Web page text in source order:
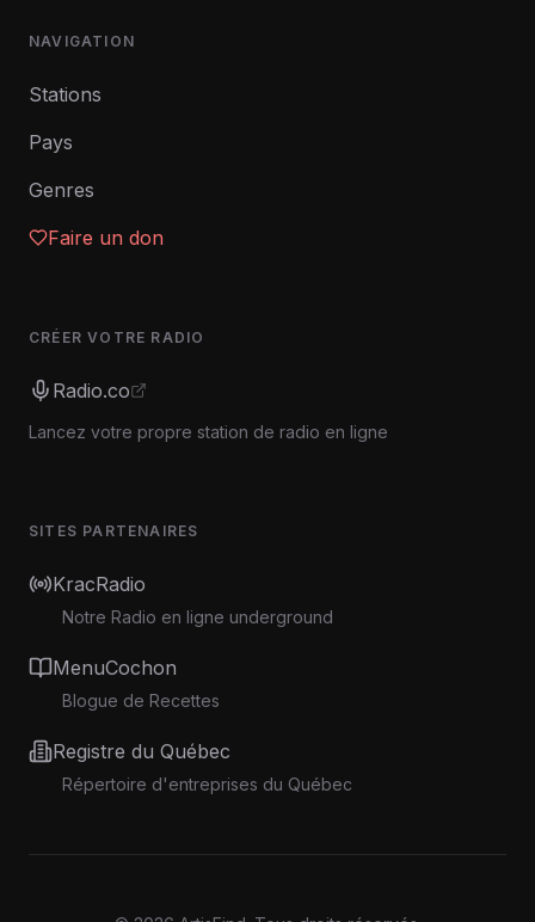
NAVIGATION
Stations
Pays
Genres
Faire un don
CRÉER VOTRE RADIO
Radio.co
Lancez votre propre station de radio en ligne
SITES PARTENAIRES
KracRadio
Notre Radio en ligne underground
MenuCochon
Blogue de Recettes
Registre du Québec
Répertoire d'entreprises du Québec